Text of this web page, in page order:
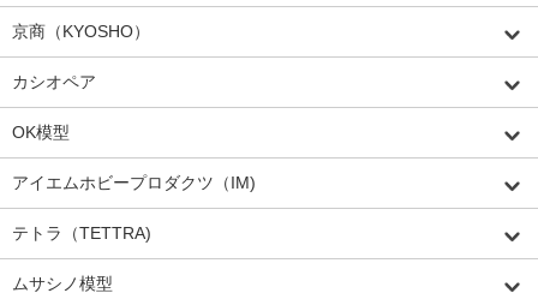
京商（KYOSHO）
カシオペア
OK模型
アイエムホビープロダクツ（IM)
テトラ（TETTRA)
ムサシノ模型